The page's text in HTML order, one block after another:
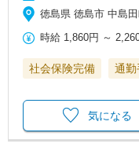
徳島県 徳島市 中島
時給 1,860円 ～
社会保険完備 通勤
気になる